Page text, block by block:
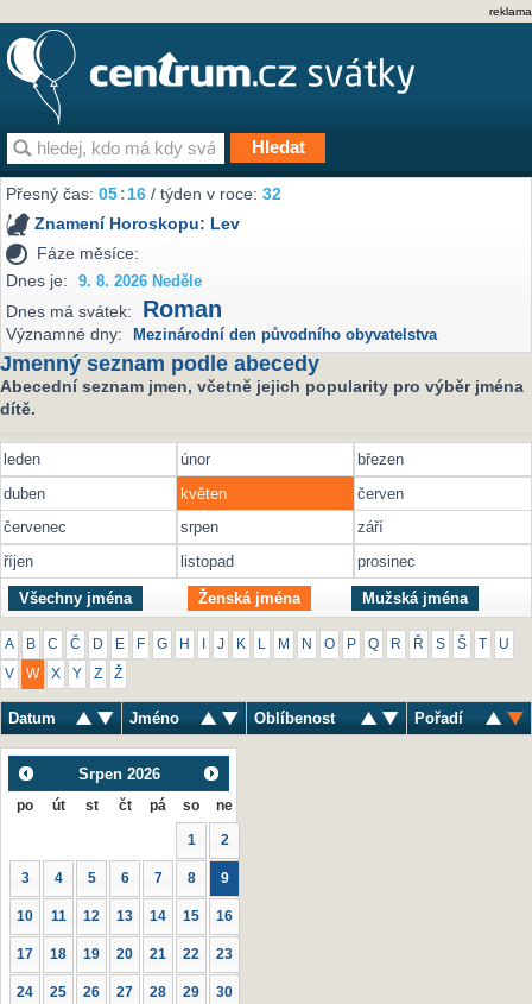
reklama
Přesný čas:05:16 / týden v roce:32
Znamení Horoskopu: Lev
Fáze měsíce:
Dnes je:
9. 8. 2026 Neděle
Dnes má svátek: Roman
Významné dny: Mezinárodní den původního obyvatelstva
Jmenný seznam podle abecedy
Abecední seznam jmen, včetně jejich popularity pro výběr jména
dítě.
leden únor
březen
duben
květen
červen
červenec
srpen
září
říjen
listopad prosinec
Všechny jména Ženská jména Mužská jména
A B C Č D E F G H J K M N O P Q R Ř S Š U
V W X Y Z Ž
Datum Jméno Oblíbenost Pořadí
Srpen 2026
po út st čt pá so ne
1 2
3 4 5 6 7 8 9
10 11 12 13 14 15 16
17 18 19 20 21 22 23
24 25 26 27 28 29 30